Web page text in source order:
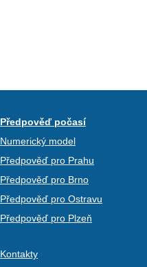
Předpověď počasí
Numerický model
Předpověď pro Prahu
Předpověď pro Brno
Předpověď pro Ostravu
Předpověď pro Plzeň
Kontakty